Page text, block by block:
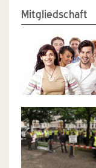
Mitgliedschaft